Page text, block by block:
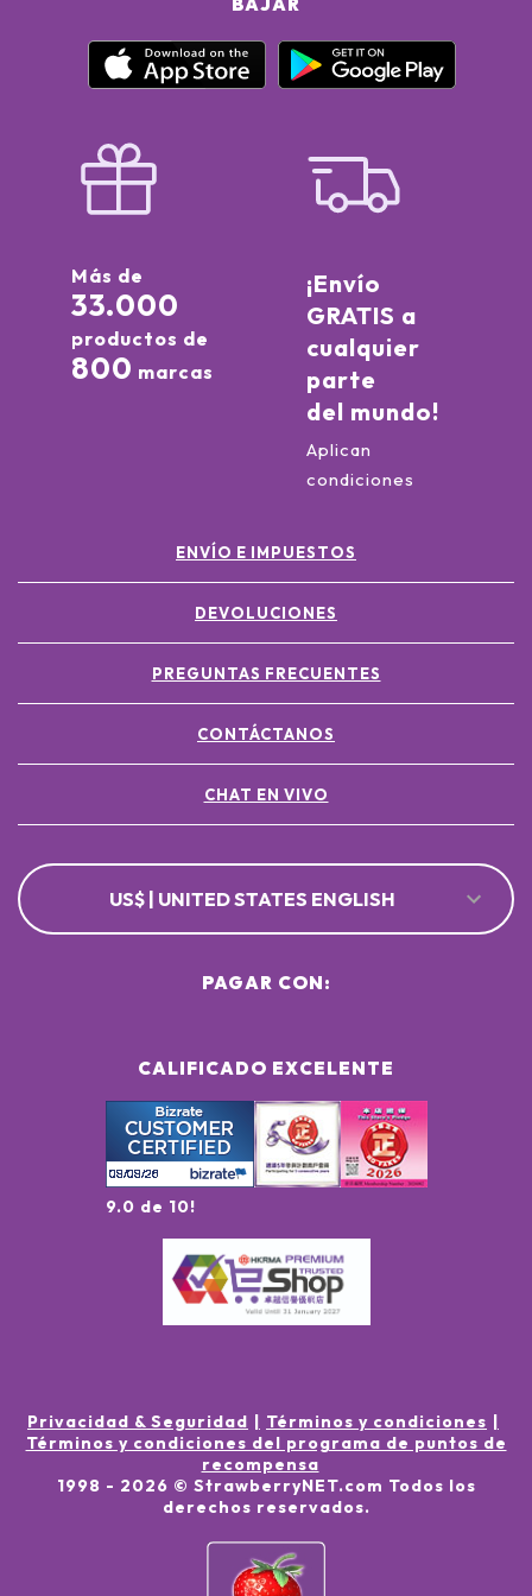
Más de
33.000
productos de
800 marcas
¡Envío
GRATIS a
cualquier
parte
del mundo!
Aplican
condiciones
ENVÍO E IMPUESTOS
DEVOLUCIONES
PREGUNTAS FRECUENTES
CONTÁCTANOS
CHAT EN VIVO
US$ | UNITED STATES ENGLISH
CALIFICADO EXCELENTE
9.0 de 10!
PAGAR CON:
Privacidad & Seguridad
Términos y condiciones
Términos y condiciones del programa de puntos de
recompensa
1998 - 2026 © StrawberryNET.com Todos los
derechos reservados.